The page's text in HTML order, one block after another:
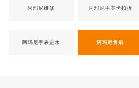
阿玛尼维修 阿玛尼手表卡扣折
阿玛尼手表进水 阿玛尼售后